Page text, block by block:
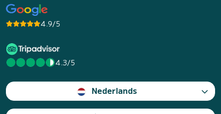
4.9/5
4.3/5
Nederlands